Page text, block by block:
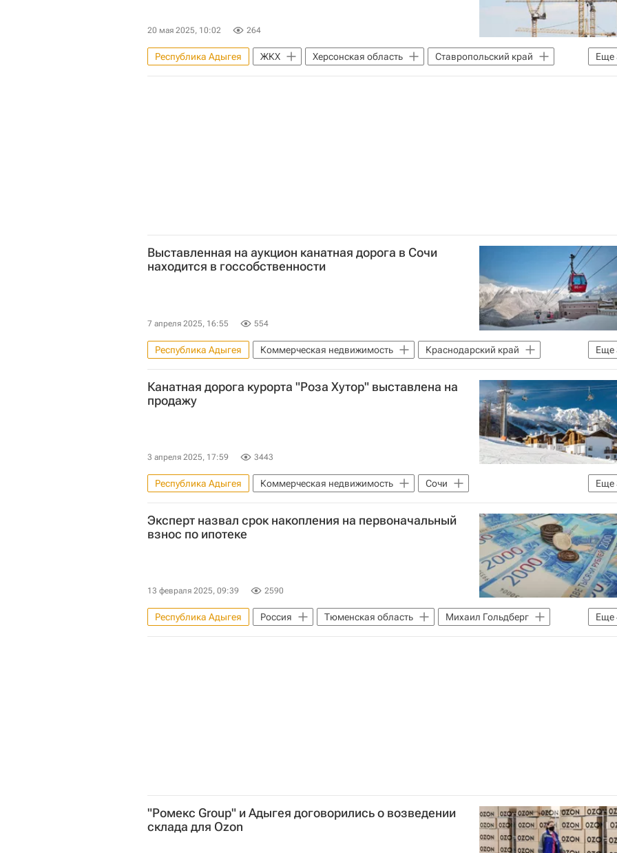
20 мая 2025, 10:02 264
Еще
Республика Адыгея ЖКХ Херсонская область
Ставропольский край
Марат Хуснуллин
Строительство Правительство РФ
Выставленная на аукцион канатная дорога в Сочи
находится в госсобственности
7 апреля 2025, 16:55 554
Еще
Республика Адыгея Коммерческая недвижимость
Краснодарский край
Сочи
Роза Хутор
Федеральное агентство по управлению государственным имуществом (Росимущество)
Канатная дорога курорта "Роза Хутор" выставлена на
продажу
3 апреля 2025, 17:59 3443
Еще
Республика Адыгея Коммерческая недвижимость
Сочи
Краснодарский край
Роза Хутор
Федеральное агентство по управлению государственным имуществом (Росимущество)
Эксперт назвал срок накопления на первоначальный
взнос по ипотеке
13 февраля 2025, 09:39 2590
Еще
Республика Адыгея Россия Тюменская область
Михаил Гольдберг
"Дом.РФ"
Ипотека Жилье Кредиты
"Ромекс Group" и Адыгея договорились о возведении
склада для Ozon